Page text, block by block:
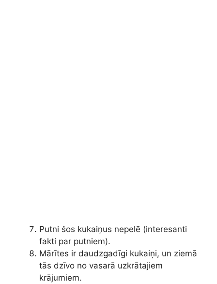
Putni šos kukaiņus nepelē (interesanti
fakti par putniem).
Mārītes ir daudzgadīgi kukaiņi, un ziemā
tās dzīvo no vasarā uzkrātajiem
krājumiem.